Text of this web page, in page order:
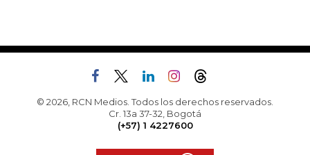
© 2026, RCN Medios. Todos los derechos reservados.
Cr. 13a 37-32, Bogotá
(+57) 1 4227600